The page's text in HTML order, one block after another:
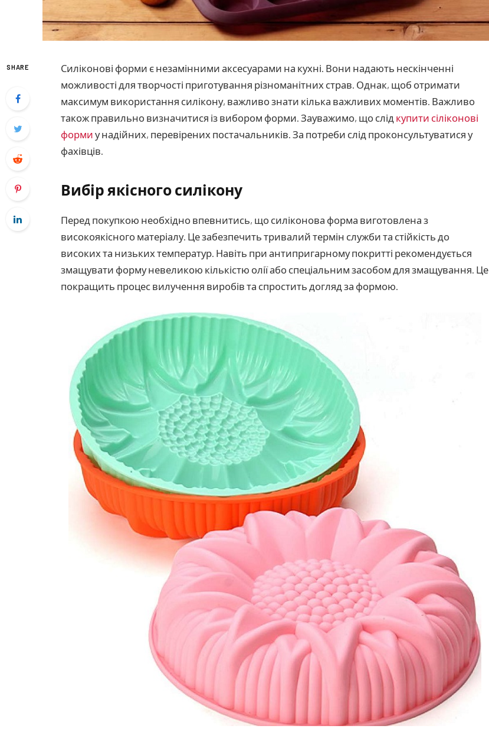
SHARE
Силіконові форми є незамінними аксесуарами на кухні. Вони надають нескінченні
можливості для творчості приготування різноманітних страв. Однак, щоб отримати
максимум використання силікону, важливо знати кілька важливих моментів. Важливо
також правильно визначитися із вибором форми. Зауважимо, що слід купити сіліконові
форми у надійних, перевірених постачальників. За потреби слід проконсультуватися у
фахівців.
Вибір якісного силікону
Перед покупкою необхідно впевнитись, що силіконова форма виготовлена з
високоякісного матеріалу. Це забезпечить тривалий термін служби та стійкість до
високих та низьких температур. Навіть при антипригарному покритті рекомендується
змащувати форму невеликою кількістю олії або спеціальним засобом для змащування. Це
покращить процес вилучення виробів та спростить догляд за формою.